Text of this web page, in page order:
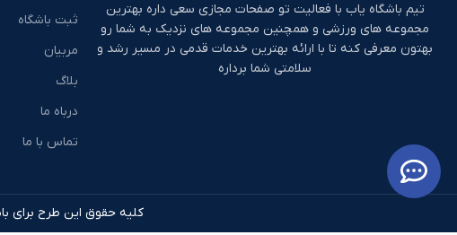
تیم باشگاه یاب با فعالیت تو صفحات مجازی سعی داره بهترین
مجموعه های ورزشی و همچنین مجموعه های نزدیک به شما رو
بهتون معرفی کنه تا با ارائه بهترین خدمات قدمی در مسیر رشد و
سلامتی شما برداره
ثبت باشگاه
مربیان
بلاگ
درباه ما
تماس با ما
کلیه حقوق این طرح برای